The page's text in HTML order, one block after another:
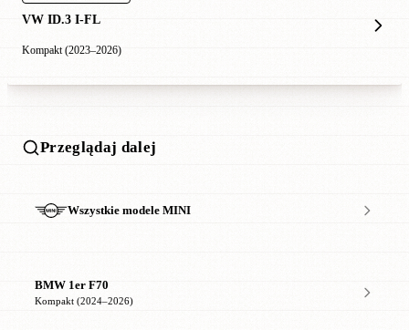
VW ID.3 I-FL
Kompakt (2023–2026)
Przeglądaj dalej
Wszystkie modele MINI
BMW 1er F70
Kompakt (2024–2026)